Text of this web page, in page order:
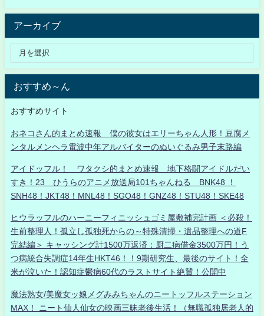
アーカイブ
おすすめ～ん
おすすめサイト
おネコさん的まとめ速報 僕の彼女はエリーちゃん人形！豆腐メ
ンタルメンヘラ電波中年アルバイターのぬいぐるみ男子末路編
アイドッフル！ ワタクシ的まとめ速報 地下格闘アイドルだい
すき！23 ひうらのアニメ放送局101ちゃんねる BNK48 ！
SNH48！JKT48！MNL48！SGO48！GNZ48！STU48！SKE48
ヒウラッフルのハーニーフィニッシュゴミ屋敷補完計画 ＜必殺！
生前整理人！孤立し孤独死からの～特殊清掃・遺品整理への道F
完結編＞ キャッシング計1500万返済：厨二病借金3500万円！う
つ病統合失調症14年生HKT46！！9期研究生、最後のサイト！全
米が泣いた！認知症鬱病60代のラストサイト絶賛！公開中
魔法熟女/美魔女ッ娘メグみみちゃんのニートッフルステーション
MAX！ ニート仙人仙女の映画三昧老後生活！（無職孤独居老人的